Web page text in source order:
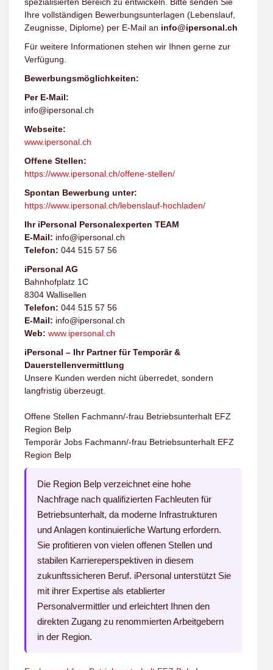
Ihre vollständigen Bewerbungsunterlagen (Lebenslauf,
Zeugnisse, Diplome) per E-Mail an info@ipersonal.ch
Für weitere Informationen stehen wir Ihnen gerne zur
Verfügung.
Bewerbungsmöglichkeiten:
Per E-Mail:
info@ipersonal.ch
Webseite:
www.ipersonal.ch
Offene Stellen:
https://www.ipersonal.ch/offene-stellen/
Spontan Bewerbung unter:
https://www.ipersonal.ch/lebenslauf-hochladen/
Ihr iPersonal Personalexperten TEAM
E-Mail: info@ipersonal.ch
Telefon: 044 515 57 56
iPersonal AG
Bahnhofplatz 1C
8304 Wallisellen
Telefon: 044 515 57 56
E-Mail: info@ipersonal.ch
Web: www.ipersonal.ch
iPersonal – Ihr Partner für Temporär &
Dauerstellenvermittlung
Unsere Kunden werden nicht überredet, sondern
langfristig überzeugt.
Offene Stellen Fachmann/-frau Betriebsunterhalt EFZ
Region Belp
Temporär Jobs Fachmann/-frau Betriebsunterhalt EFZ
Region Belp
Die Region Belp verzeichnet eine hohe
Nachfrage nach qualifizierten Fachleuten für
Betriebsunterhalt, da moderne Infrastrukturen
und Anlagen kontinuierliche Wartung erfordern.
Sie profitieren von vielen offenen Stellen und
stabilen Karriereperspektiven in diesem
zukunftssicheren Beruf. iPersonal unterstützt Sie
mit ihrer Expertise als etablierter
Personalvermittler und erleichtert Ihnen den
direkten Zugang zu renommierten Arbeitgebern
in der Region.